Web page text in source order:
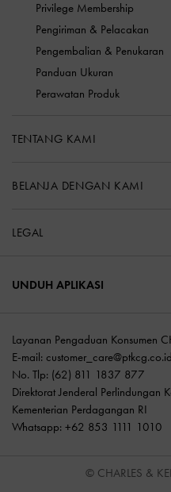
Privilege Membership
Pengiriman & Pelacakan
Pengembalian & Penukaran
Panduan Ukuran
Perawatan Produk
TENTANG KAMI
BELANJA DENGAN KAMI
LEGAL
UNDUH APLIKASI
Layanan Pengaduan Konsumen
E-mail: customer_care@ptkcg.co.id
No. Tlp: (62) 811 1837 877
Direktorat Jenderal Perlindungan
Kementerian Perdagangan RI
Whatsapp: +62 853 1111 1010
© CHARLES &